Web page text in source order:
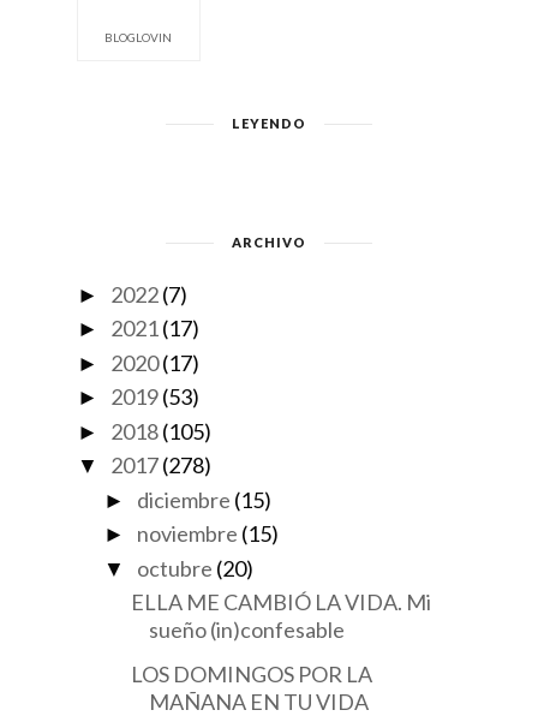
BLOGLOVIN
LEYENDO
ARCHIVO
► 2022(7)
► 2021(17)
► 2020(17)
► 2019(53)
► 2018(105)
▼ 2017(278)
► diciembre (15)
► noviembre (15)
▼ octubre (20)
ELLA ME CAMBIÓ LA VIDA. Mi
sueño (in)confesable
LOS DOMINGOS POR LA
MAÑANA EN TU VIDA